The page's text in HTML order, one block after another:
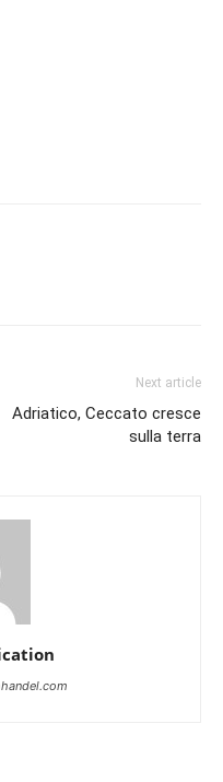
Next article
Adriatico, Ceccato cresce
sulla terra